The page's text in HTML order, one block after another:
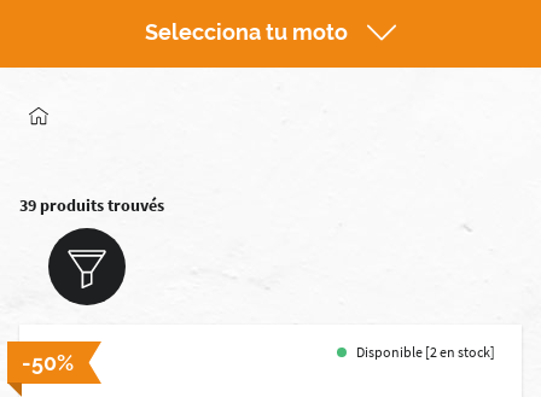
Selecciona tu moto
39 produits trouvés
-50% Disponible [2 en stock]